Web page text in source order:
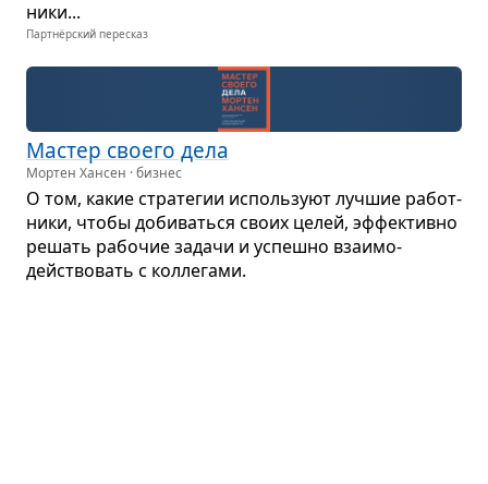
ники...
Партнёрский пересказ
Мастер сво­его дела
Мортен Хансен · бизнес
О том, какие стра­те­гии исполь­зуют луч­шие работ­
ники, чтобы доби­ваться своих целей, эффек­тивно
решать рабо­чие задачи и успешно вза­и­мо­
действо­вать с кол­ле­гами.